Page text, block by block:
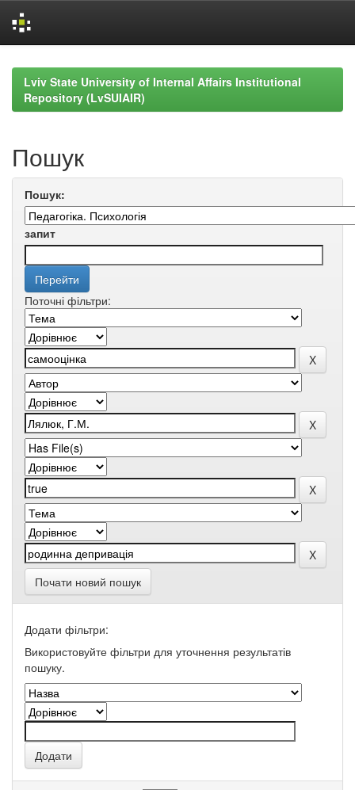
navigationLviv State University of Internal Affairs Institutional
Repository (LvSUIAIR)
Пошук
Пошук:
запит
Поточні фільтри:
Почати новий пошук
Додати фільтри:
Використовуйте фільтри для уточнення результатів
пошуку.